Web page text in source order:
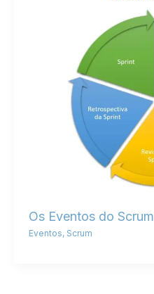
Os Eventos do Scrum
Eventos, Scrum